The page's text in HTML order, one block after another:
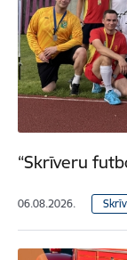
“Skrīveru
06.08.2026.